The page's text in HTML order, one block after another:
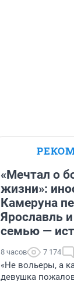
«Мечтал о
жизни»:
Камеруна
Ярославль
семью —
8 часов 7 174
«Не вольеры, а
девушка